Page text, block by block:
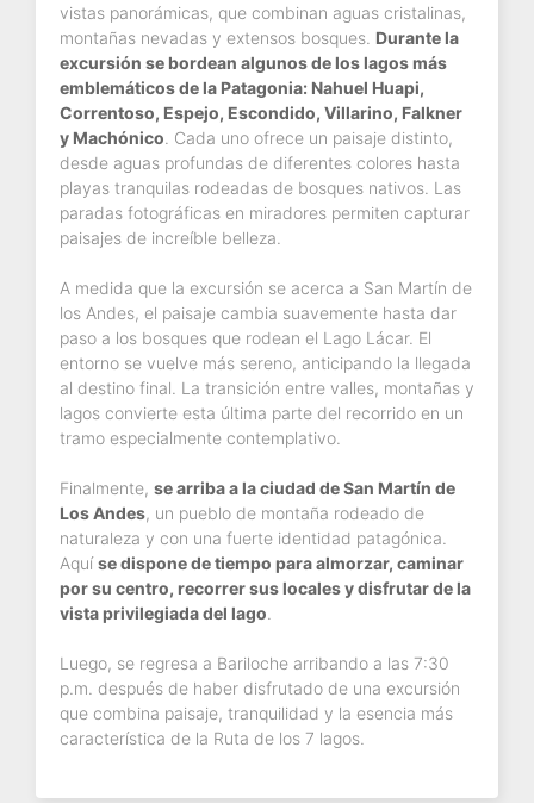
vistas panorámicas, que combinan aguas cristalinas,
montañas nevadas y extensos bosques. Durante la
excursión se bordean algunos de los lagos más
emblemáticos de la Patagonia: Nahuel Huapi,
Correntoso, Espejo, Escondido, Villarino, Falkner
y Machónico . Cada uno ofrece un paisaje distinto,
desde aguas profundas de diferentes colores hasta
playas tranquilas rodeadas de bosques nativos. Las
paradas fotográficas en miradores permiten capturar
paisajes de increíble belleza.
A medida que la excursión se acerca a San Martín de
los Andes, el paisaje cambia suavemente hasta dar
paso a los bosques que rodean el Lago Lácar. El
entorno se vuelve más sereno, anticipando la llegada
al destino final. La transición entre valles, montañas y
lagos convierte esta última parte del recorrido en un
tramo especialmente contemplativo.
Finalmente, se arriba a la ciudad de San Martín de
Los Andes, un pueblo de montaña rodeado de
naturaleza y con una fuerte identidad patagónica.
Aquíse dispone de tiempo para almorzar, caminar
por su centro, recorrer sus locales y disfrutar de la
vista privilegiada del lago
Luego, se regresa a Bariloche arribando a las 7:30
p.m. después de haber disfrutado de una excursión
que combina paisaje, tranquilidad y la esencia más
característica de la Ruta de los 7 lagos.